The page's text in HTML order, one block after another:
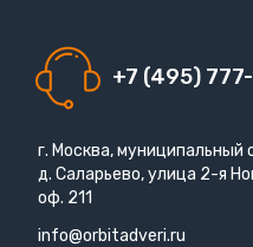
+7 (495)
г. Москва, муниципальный
д. Саларьево, улица 2-я
оф. 211
info@orbitadveri.ru